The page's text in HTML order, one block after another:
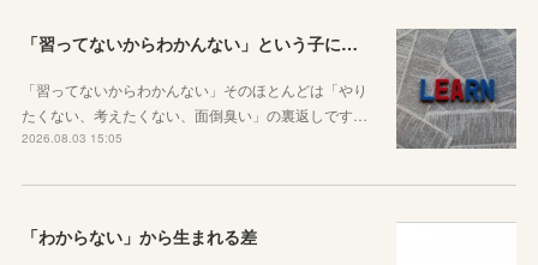
「習ってないからわかんない」という子に伝えたい、勉強しようと思ったらその方法はいくらでもあるということ
「習ってないからわかんない」そのほとんどは「やり
たくない、考えたくない、面倒臭い」の裏返しです…
2026.08.03 15:05
「わからない」から生まれる差